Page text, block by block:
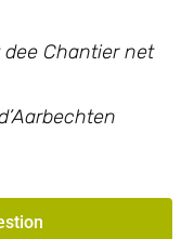
dee Chantier net